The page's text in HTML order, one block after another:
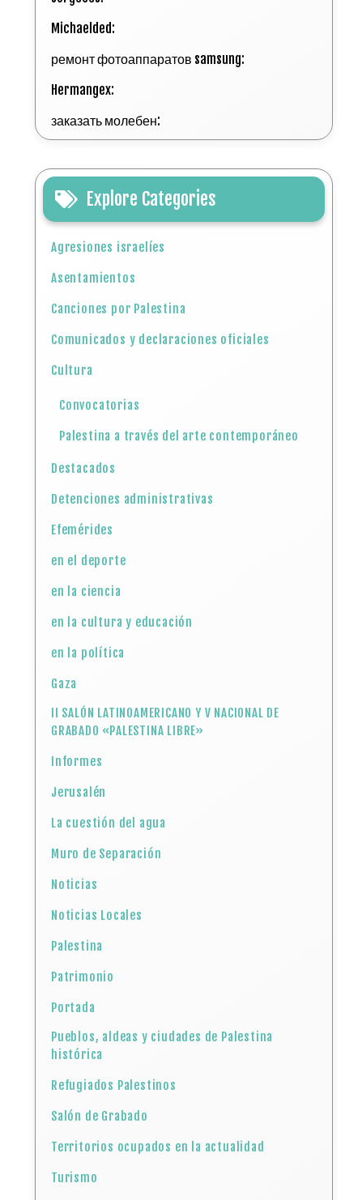
Michaelded:
ремонт фотоаппаратов samsung:
Hermangex:
заказать молебен:
Explore Categories
Agresiones israelíes
Asentamientos
Canciones por Palestina
Comunicados y declaraciones oficiales
Cultura
Convocatorias
Palestina a través del arte contemporáneo
Destacados
Detenciones administrativas
Efemérides
en el deporte
en la ciencia
en la cultura y educación
en la política
Gaza
II SALÓN LATINOAMERICANO Y V NACIONAL DE
GRABADO «PALESTINA LIBRE»
Informes
Jerusalén
La cuestión del agua
Muro de Separación
Noticias
Noticias Locales
Palestina
Patrimonio
Portada
Pueblos, aldeas y ciudades de Palestina
histórica
Refugiados Palestinos
Salón de Grabado
Territorios ocupados en la actualidad
Turismo